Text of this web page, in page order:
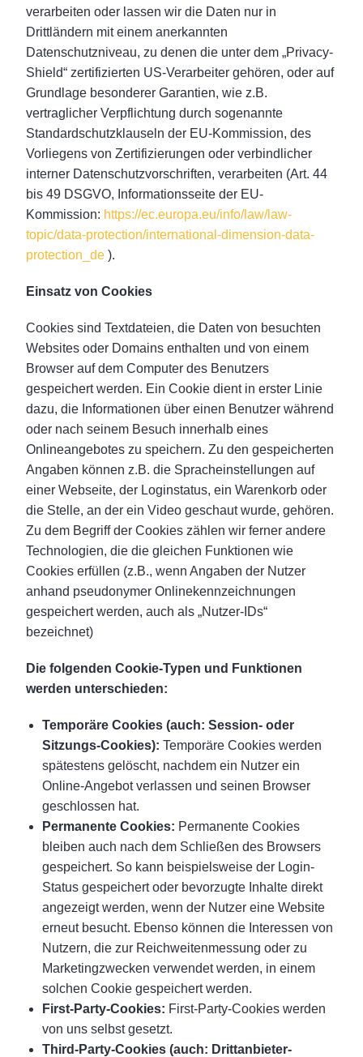
verarbeiten oder lassen wir die Daten nur in
Drittländern mit einem anerkannten
Datenschutzniveau, zu denen die unter dem „Privacy-
Shield“ zertifizierten US-Verarbeiter gehören, oder auf
Grundlage besonderer Garantien, wie z.B.
vertraglicher Verpflichtung durch sogenannte
Standardschutzklauseln der EU-Kommission, des
Vorliegens von Zertifizierungen oder verbindlicher
interner Datenschutzvorschriften, verarbeiten (Art. 44
bis 49 DSGVO, Informationsseite der EU-
Kommission: https://ec.europa.eu/info/law/law-
topic/data-protection/international-dimension-data-
protection_de ).
Einsatz von Cookies
Cookies sind Textdateien, die Daten von besuchten
Websites oder Domains enthalten und von einem
Browser auf dem Computer des Benutzers
gespeichert werden. Ein Cookie dient in erster Linie
dazu, die Informationen über einen Benutzer während
oder nach seinem Besuch innerhalb eines
Onlineangebotes zu speichern. Zu den gespeicherten
Angaben können z.B. die Spracheinstellungen auf
einer Webseite, der Loginstatus, ein Warenkorb oder
die Stelle, an der ein Video geschaut wurde, gehören.
Zu dem Begriff der Cookies zählen wir ferner andere
Technologien, die die gleichen Funktionen wie
Cookies erfüllen (z.B., wenn Angaben der Nutzer
anhand pseudonymer Onlinekennzeichnungen
gespeichert werden, auch als „Nutzer-IDs“
bezeichnet)
Die folgenden Cookie-Typen und Funktionen
werden unterschieden:
Temporäre Cookies (auch: Session- oder
Sitzungs-Cookies): Temporäre Cookies werden
spätestens gelöscht, nachdem ein Nutzer ein
Online-Angebot verlassen und seinen Browser
geschlossen hat.
Permanente Cookies: Permanente Cookies
bleiben auch nach dem Schließen des Browsers
gespeichert. So kann beispielsweise der Login-
Status gespeichert oder bevorzugte Inhalte direkt
angezeigt werden, wenn der Nutzer eine Website
erneut besucht. Ebenso können die Interessen von
Nutzern, die zur Reichweitenmessung oder zu
Marketingzwecken verwendet werden, in einem
solchen Cookie gespeichert werden.
First-Party-Cookies: First-Party-Cookies werden
von uns selbst gesetzt.
Third-Party-Cookies (auch: Drittanbieter-